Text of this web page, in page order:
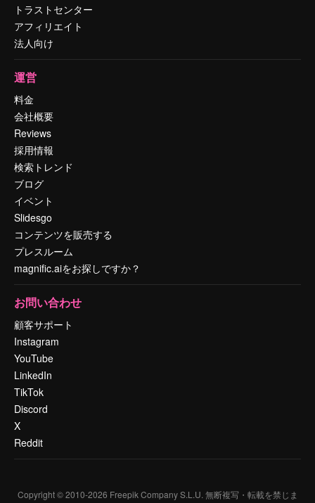
トラストセンター
アフィリエイト
法人向け
運営
料金
会社概要
Reviews
採用情報
検索トレンド
ブログ
イベント
Slidesgo
コンテンツを販売する
プレスルーム
magnific.aiをお探しですか？
お問い合わせ
顧客サポート
Instagram
YouTube
LinkedIn
TikTok
Discord
X
Reddit
Copyright © 2010-2026 Freepik Company S.L.U. 無断複写・転載を禁じま